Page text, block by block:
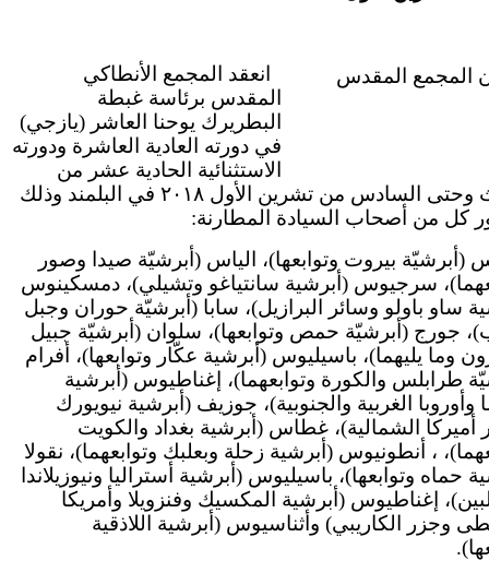
انعقد المجمع الأنطاكي
المقدس برئاسة غبطة
البطريرك يوحنا العاشر (يازجي)
في دورته العادية العاشرة ودورته
الاستثنائية الحادية عشر من
الثالث وحتى السادس من تشرين الأول ٢٠١٨ في البلمند وذلك
كل من أصحاب السيادة المطارنة:
(أبرشيّة بيروت وتوابعها)، الياس (أبرشيّة صيدا وصور
سرجيوس (أبرشية سانتياغو وتشيلي)، دمسكينوس
ساو باولو وسائر البرازيل)، سابا (أبرشيّة حوران وجبل
جورج (أبرشيّة حمص وتوابعها)، سلوان (أبرشيّة جبيل
وما يليهما)، باسيليوس (أبرشية عكّار وتوابعها)، أفرام
طرابلس والكورة وتوابعهما)، إغناطيوس (أبرشية
وأوروبا الغربية والجنوبية)، جوزيف (أبرشية نيويورك
أميركا الشمالية)، غطاس (أبرشية بغداد والكويت
، أنطونيوس (أبرشية زحلة وبعلبك وتوابعهما)، نقولا
حماه وتوابعها)، باسيليوس (أبرشية أستراليا ونيوزيلاندا
إغناطيوس (أبرشية المكسيك وفنزويلا وأمريكا
وجزر الكاريبي) وأثناسيوس (أبرشية اللاذقية